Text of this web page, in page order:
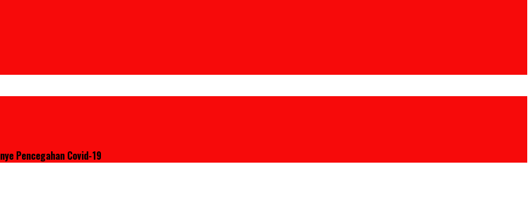
Pencegahan Covid-19